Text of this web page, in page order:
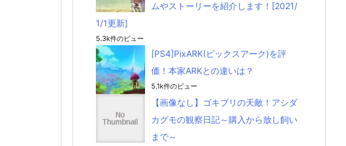
ムやストーリーを紹介します！[2021/
1/1更新]
5.3k件のビュー
[PS4]PixARK(ピックスアーク)を評
価！本家ARKとの違いは？
5.1k件のビュー
【画像なし】ゴキブリの天敵！アシダ
カグモの観察日記～購入から放し飼い
まで～